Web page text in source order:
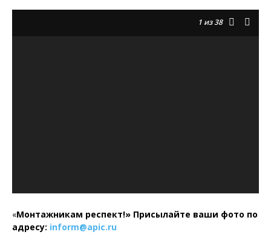
1 из 38
«Монтажникам респект!» Присылайте ваши фото по
адресу: inform@apic.ru